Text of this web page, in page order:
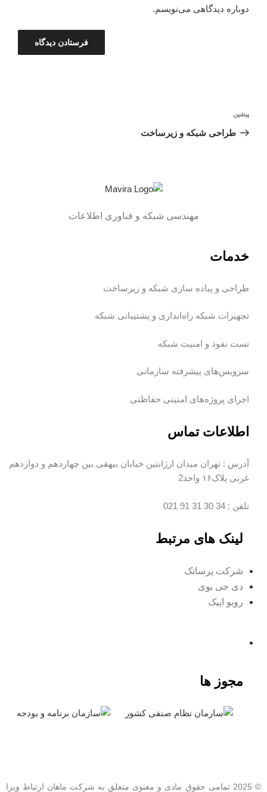
دوباره دیدگاهی می‌نویسم.
پیشین
طراحی شبکه و زیرساخت
مهندسی شبکه و فناوری اطلاعات
خدمات
طراحی و پیاده سازی شبکه و زیرساخت
تجهیزات شبکه راه‌اندازی و پشتیبانی شبکه
تست نفوذ و امنیت شبکه
سرویس‌های پیشرفته سازمانی
اجرای پروژه‌های امنیتی حفاظتی
اطلاعات تماس
آدرس :
غربی پلاک۱۶ واحد2
تلفن : 34 30 31 91
021
لینک های مرتبط
شرکت پرساتک
دی جی بوی
روبو اپیک
مجوز ها
© 2025 تمامی حقوق مادی و معنوی متعلق به شرکت ماهان ارتباط ویرا